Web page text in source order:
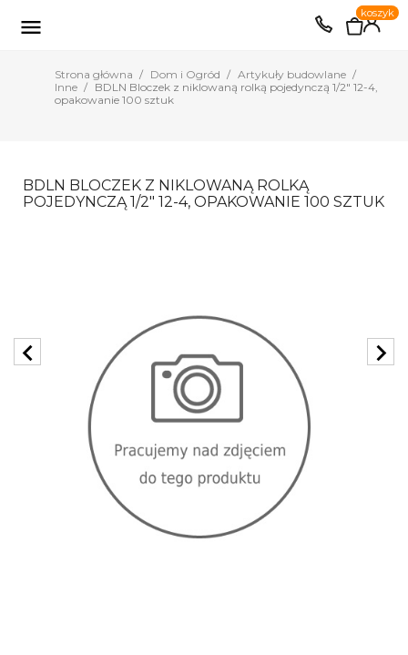
EUR PLN

0
koszyk
Strona główna Dom i Ogród
Artykuły budowlane
Inne
BDLN Bloczek z niklowaną rolką pojedynczą 1/2" 12-4,
opakowanie 100 sztuk
BDLN BLOCZEK Z NIKLOWANĄ ROLKĄ
POJEDYNCZĄ 1/2" 12-4, OPAKOWANIE 100 SZTUK
chevron_left chevron_right